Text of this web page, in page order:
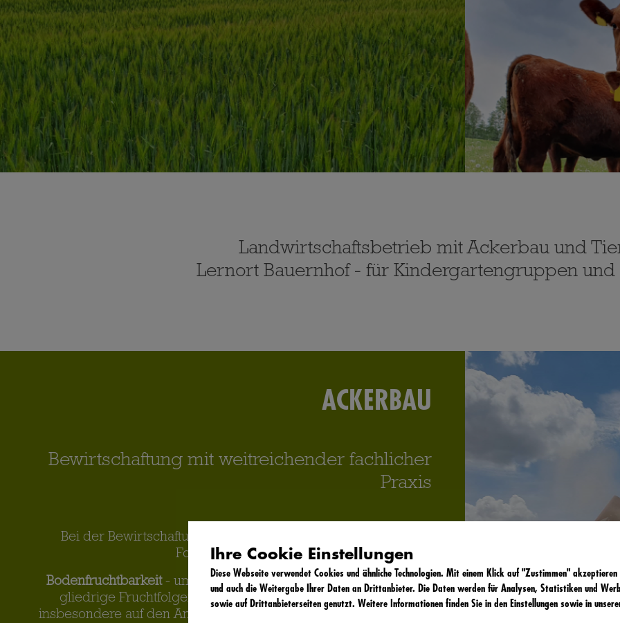
Landwirtschaftsbetrieb mit Ackerbau und
Lernort Bauernhof - für Kindergartengruppen und
ACKERBAU
Bewirtschaftung mit weitreichender fachlicher
Praxis
Bei der Bewirtschaftung unserer Ackerflächen setzen wir den
Fokus auf zwei wesentliche Schwerpunkte:
Bodenfruchtbarkeit- um diese zu optimieren setzten wir eine 5-
gliedrige Fruchtfolgen-Strategie ein. Unsere Prioritäten liegen
insbesondere auf den Anbau von Kartoffeln, Raps und Mais sowie
Ihre Cookie Einstellungen
Diese Webseite verwendet Cookies und ähnliche Technologien. Mit einem Klick auf "Zustimmen"
und auch die Weitergabe Ihrer Daten an Drittanbieter. Die Daten werden für Analysen, Statistiken und
sowie auf Drittanbieterseiten genutzt. Weitere Informationen finden Sie in den Einstellungen sowie in